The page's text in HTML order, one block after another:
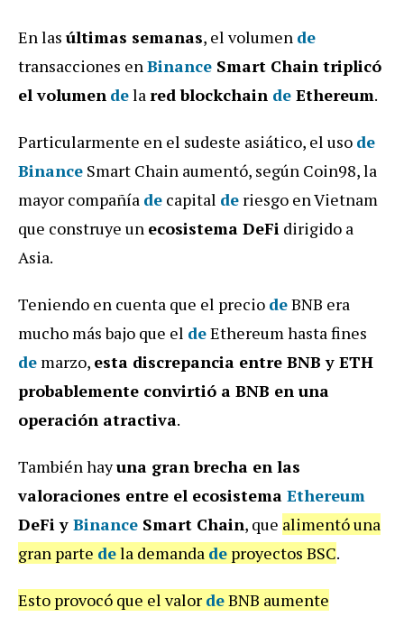
En las últimas semanas, el volumen de
transacciones enBinance Smart Chain triplicó
el volumen delared blockchain de Ethereum.
Particularmente en el sudeste asiático, el uso de
Binance Smart Chain aumentó, según Coin98, la
mayor compañía de capital de riesgo en Vietnam
que construye un ecosistema DeFi dirigido a
Asia.
Teniendo en cuenta que el precio deBNB era
mucho más bajo que el deEthereum hasta fines
de marzo, esta discrepancia entre BNB y ETH
probablemente convirtió a BNB en una
operación atractiva.
También hayuna gran brecha en las
valoraciones entre el ecosistema Ethereum
DeFi y Binance Smart Chain, que alimentó una
gran parte dela demanda de proyectos BSC.
Esto provocó que el valor deBNB aumente